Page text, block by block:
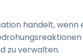
handelt, wenn
zu verwalten.